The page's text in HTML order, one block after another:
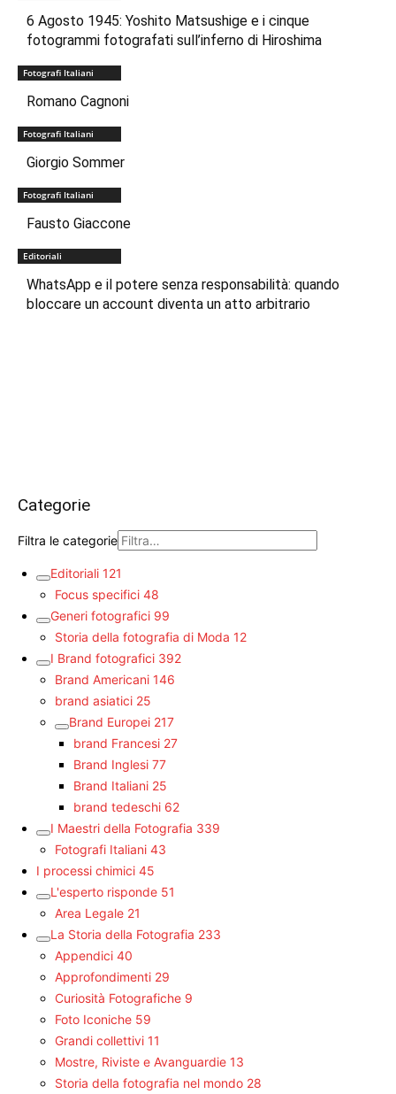
6 Agosto 1945: Yoshito Matsushige e i cinque
fotogrammi fotografati sull’inferno di Hiroshima
Fotografi Italiani
Romano Cagnoni
Fotografi Italiani
Giorgio Sommer
Fotografi Italiani
Fausto Giaccone
Editoriali
WhatsApp e il potere senza responsabilità: quando
bloccare un account diventa un atto arbitrario
Categorie
Filtra le categorie
Editoriali 121
Focus specifici 48
Generi fotografici 99
Storia della fotografia di Moda 12
I Brand fotografici 392
Brand Americani 146
brand asiatici 25
Brand Europei 217
brand Francesi 27
Brand Inglesi 77
Brand Italiani 25
brand tedeschi 62
I Maestri della Fotografia 339
Fotografi Italiani 43
I processi chimici 45
L'esperto risponde 51
Area Legale 21
La Storia della Fotografia 233
Appendici 40
Approfondimenti 29
Curiosità Fotografiche 9
Foto Iconiche 59
Grandi collettivi 11
Mostre, Riviste e Avanguardie 13
Storia della fotografia nel mondo 28